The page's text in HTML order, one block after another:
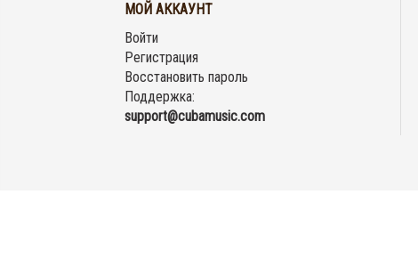
МОЙ АККАУНТ
Войти
Регистрация
Восстановить пароль
Поддержка:
support@cubamusic.com